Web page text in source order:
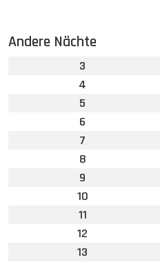
Andere Nächte
3
4
5
6
7
8
9
10
11
12
13